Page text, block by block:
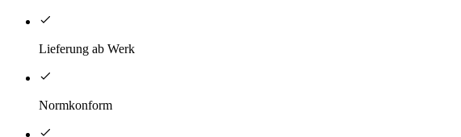
Lieferung ab Werk
Normkonform